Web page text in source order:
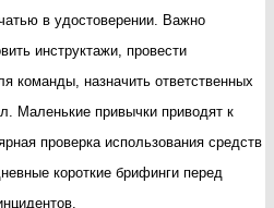
в удостоверении. Важно
инструктажи, провести
команды, назначить ответственных
Маленькие привычки приводят к
проверка использования средств
короткие брифинги перед